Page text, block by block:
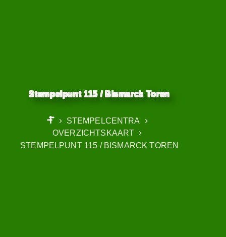
Stempelpunt 115 / Bismarck Toren
START
STEMPELCENTRA
OVERZICHTSKAART
STEMPELPUNT 115 / BISMARCK TOREN